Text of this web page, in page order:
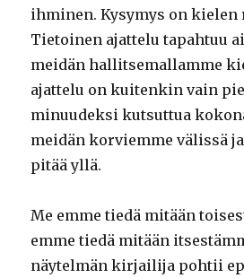
ihminen. Kysymys on kielen
Tietoinen ajattelu tapahtuu
meidän hallitsemallamme
ajattelu on kuitenkin vain
minuudeksi kutsuttua
meidän korviemme välissä
pitää yllä.
Me emme tiedä mitään
emme tiedä mitään
näytelmän kirjailija pohtii